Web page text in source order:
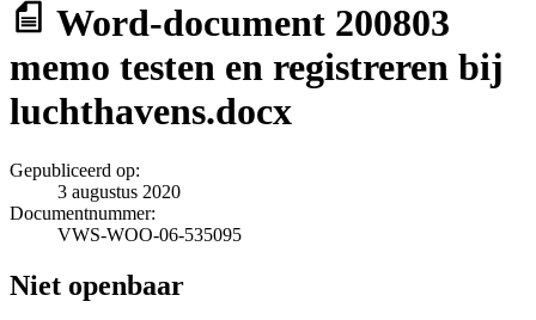
Word-document 200803
memo testen en registreren bij
luchthavens.docx
Gepubliceerd op:
3 augustus 2020
Documentnummer:
VWS-WOO-06-535095
Niet openbaar